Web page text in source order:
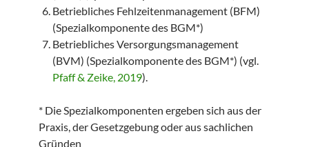
Betriebliches Fehlzeitenmanagement (BFM)
(Spezialkomponente des BGM*)
Betriebliches Versorgungsmanagement
(BVM) (Spezialkomponente des BGM*) (vgl.
Pfaff & Zeike, 2019).
* Die Spezialkomponenten ergeben sich aus der
Praxis, der Gesetzgebung oder aus sachlichen
Gründen